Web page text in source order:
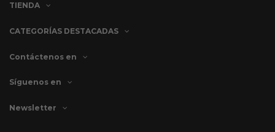
TIENDA
CATEGORÍAS DESTACADAS
Contáctenos en
Síguenos en
Newsletter